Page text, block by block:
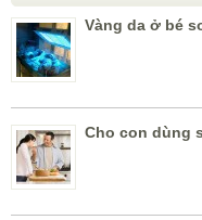
Vàng da ở bé
Cho con dùng